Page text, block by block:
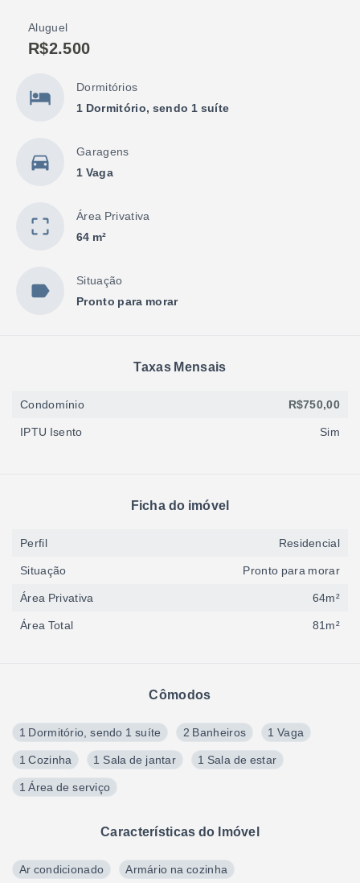
Aluguel
R$2.500
Dormitórios
1 Dormitório, sendo 1 suíte
Garagens
1 Vaga
Área Privativa
64 m²
Situação
Pronto para morar
Cômodos
1 Dormitório, sendo 1 suíte 2 Banheiros 1 Vaga
1 Cozinha 1 Sala de jantar 1 Sala de estar
1 Área de serviço
Características do Imóvel
Ar condicionado Armário na cozinha
Taxas Mensais
Condomínio R$750,00
IPTU Isento Sim
Ficha do imóvel
Perfil Residencial
Situação Pronto para morar
Área Privativa 64m²
Área Total 81m²